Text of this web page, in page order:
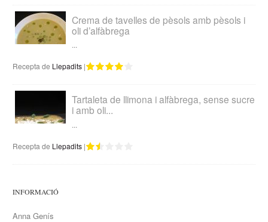
Crema de tavelles de pèsols amb pèsols i
oli d’alfàbrega
...
Recepta de Llepadits |
Tartaleta de llimona i alfàbrega, sense sucre
i amb oli...
...
Recepta de Llepadits |
INFORMACIÓ
Anna Genís